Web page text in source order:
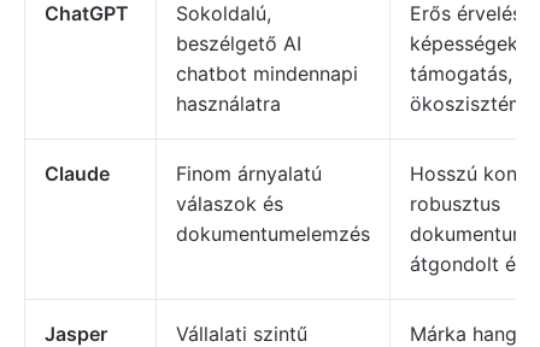
ChatGPT
Sokoldalú,
beszélgető AI
chatbot mindennapi
használatra
Erős érvelési
képességek,
támogatás,
ökoszisztéma
Claude
Finom árnyalatú
válaszok és
dokumentumelemzés
Hosszú
robusztus
átgondolt
Jasper
Vállalati szintű
Márka